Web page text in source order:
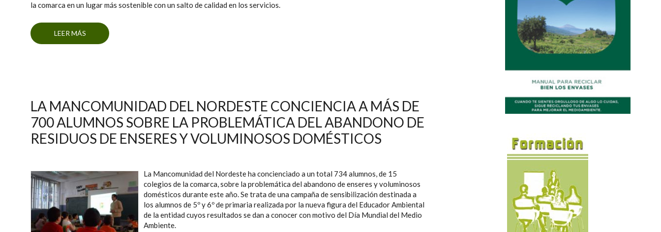
la comarca en un lugar más sostenible con un salto de calidad en los servicios.
LEER MÁS
SOBRE LA MANCOMUNIDAD DEL NORDESTE PRESENTA SU NUEVO SERVICIO DE RECOGIDA DE
LA MANCOMUNIDAD DEL NORDESTE CONCIENCIA A MÁS DE
700 ALUMNOS SOBRE LA PROBLEMÁTICA DEL ABANDONO DE
RESIDUOS DE ENSERES Y VOLUMINOSOS DOMÉSTICOS
La Mancomunidad del Nordeste ha concienciado a un total 734 alumnos, de 15
colegios de la comarca, sobre la problemática del abandono de enseres y voluminosos
domésticos durante este año. Se trata de una campaña de sensibilización destinada a
los alumnos de 5º y 6º de primaria realizada por la nueva figura del Educador Ambiental
de la entidad cuyos resultados se dan a conocer con motivo del Día Mundial del Medio
Ambiente.